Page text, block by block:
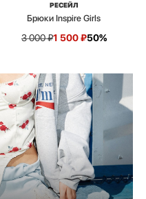
РЕСЕЙЛ
Брюки Inspire Girls
3 000₽1 500₽50%